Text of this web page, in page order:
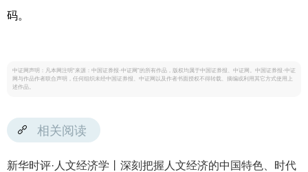
码。
中证网声明：凡本网注明“来源：中国证券报·中证网”的所有作品，版权均属于中国证券报、中证网。中国证券报·中证
网与作品作者联合声明，任何组织未经中国证券报、中证网以及作者书面授权不得转载、摘编或利用其它方式使用上
述作品。
相关阅读
新华时评·人文经济学丨深刻把握人文经济的中国特色、时代